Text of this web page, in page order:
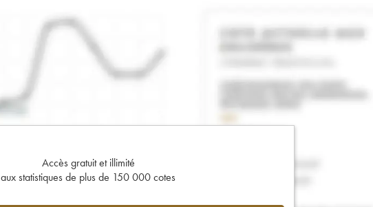
Accès gratuit et illimité
aux statistiques de plus de 150 000 cotes